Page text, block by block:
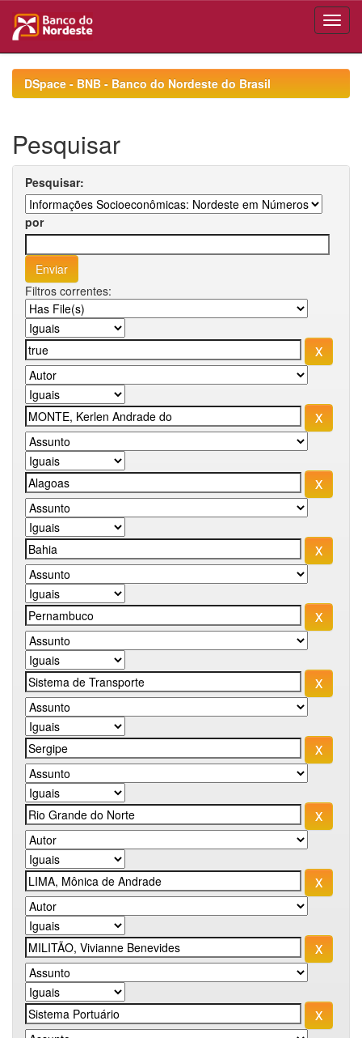
navigationDSpace - BNB - Banco do Nordeste do Brasil
Pesquisar
Pesquisar:
por
Filtros correntes: